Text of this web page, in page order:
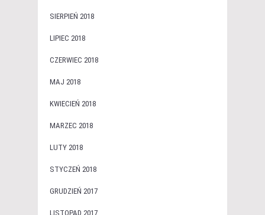
SIERPIEŃ 2018
LIPIEC 2018
CZERWIEC 2018
MAJ 2018
KWIECIEŃ 2018
MARZEC 2018
LUTY 2018
STYCZEŃ 2018
GRUDZIEŃ 2017
LISTOPAD 2017